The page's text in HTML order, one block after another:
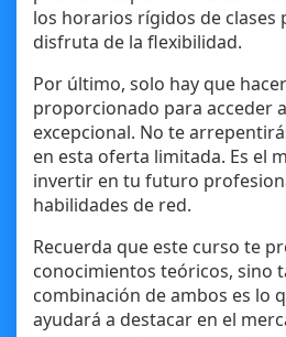
los horarios rígidos de clases
disfruta de la flexibilidad.
Por último, solo hay que
proporcionado para acceder
excepcional. No te
en esta oferta limitada. Es el
invertir en tu futuro
habilidades de red.
Recuerda que este curso te
conocimientos teóricos, sino
combinación de ambos es lo
ayudará a destacar en el